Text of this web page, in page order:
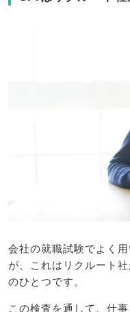
会社の就職試験でよく
が、これはリクルート
のひとつです。
この検査を通して、仕